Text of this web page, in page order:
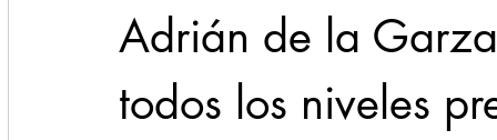
Adrián de la
todos los niveles